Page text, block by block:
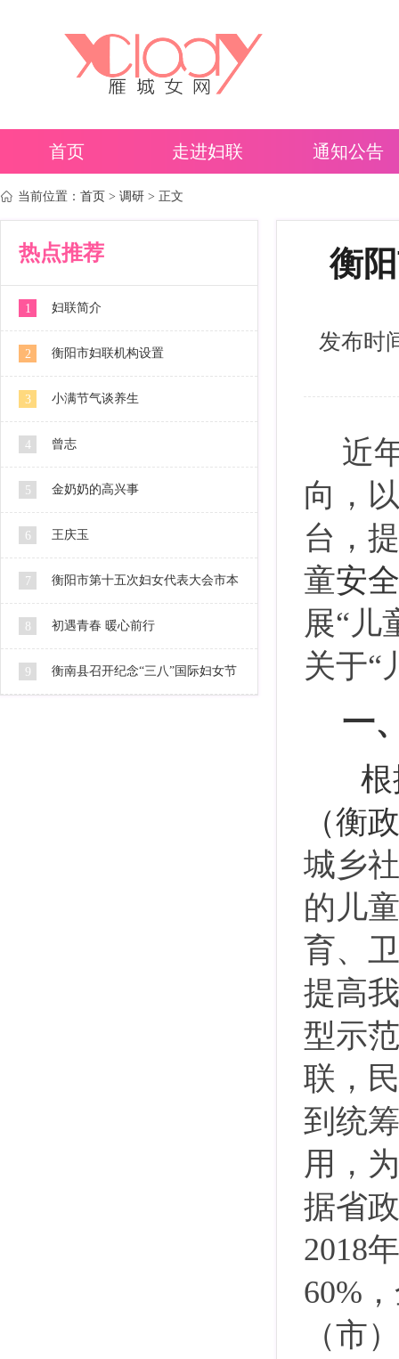
首页 走进妇联 通知公告
当前位置： 首页 > 调研 > 正文
热点推荐
1 妇联简介
2 衡阳市妇联机构设置
3 小满节气谈养生
4 曾志
5 金奶奶的高兴事
6 王庆玉
7 衡阳市第十五次妇女代表大会市本
级代表人选公示
8 初遇青春 暖心前行
9 衡南县召开纪念“三八”国际妇女节
衡
发布时
近
向，
台，
童安
展“儿
关于“
一
（衡
城乡
的儿
育、
提高
型示
联，
到统
用，
据省
2018
60%
（市